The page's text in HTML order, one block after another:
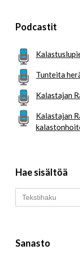
Podcastit
Tunteita
Kalastajan
Kalastajan
Hae sisältöä
Search
for:
Sanasto